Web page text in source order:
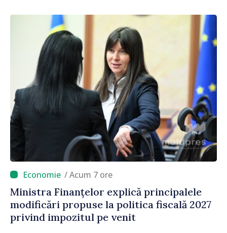
/ Acum 7 ore
Ministra Finanțelor explică principalele
modificări propuse la politica fiscală 2027
privind impozitul pe venit